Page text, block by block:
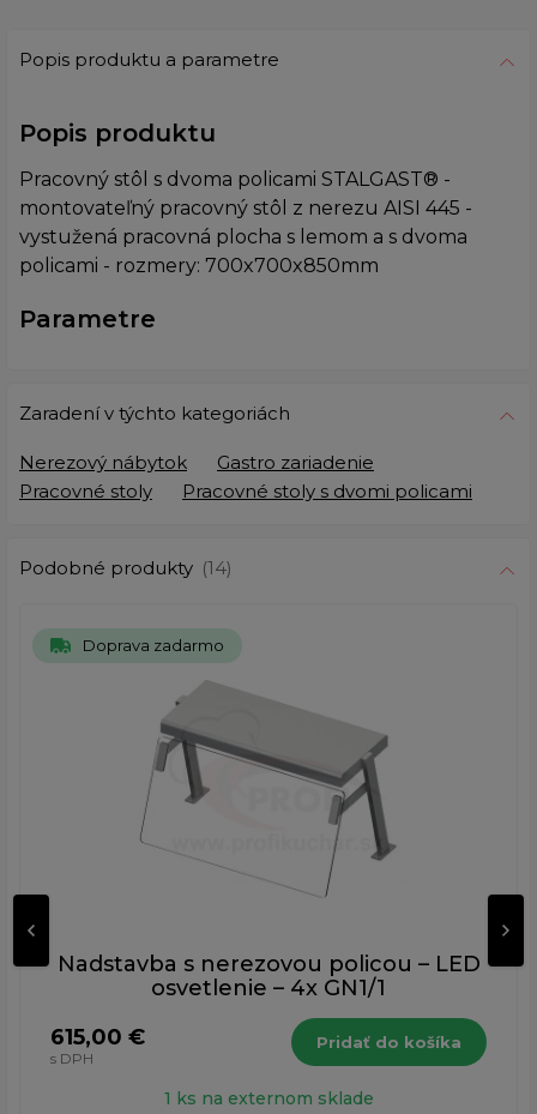
Popis produktu a parametre
Popis produktu
Pracovný stôl s dvoma policami STALGAST® -
montovateľný pracovný stôl z nerezu AISI 445 -
vystužená pracovná plocha s lemom a s dvoma
policami - rozmery: 700x700x850mm
Parametre
Zaradení v týchto kategoriách
Nerezový nábytok
Gastro zariadenie
Pracovné stoly
Pracovné stoly s dvomi policami
Podobné produkty (14)
Doprava zadarmo
Nadstavba s nerezovou policou – LED
osvetlenie – 4x GN1/1
615,00 €
s DPH
Pridať do košíka
1 ks na externom sklade